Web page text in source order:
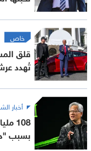
خاص
قلق
تُهدد
أخبار
108
بسبب